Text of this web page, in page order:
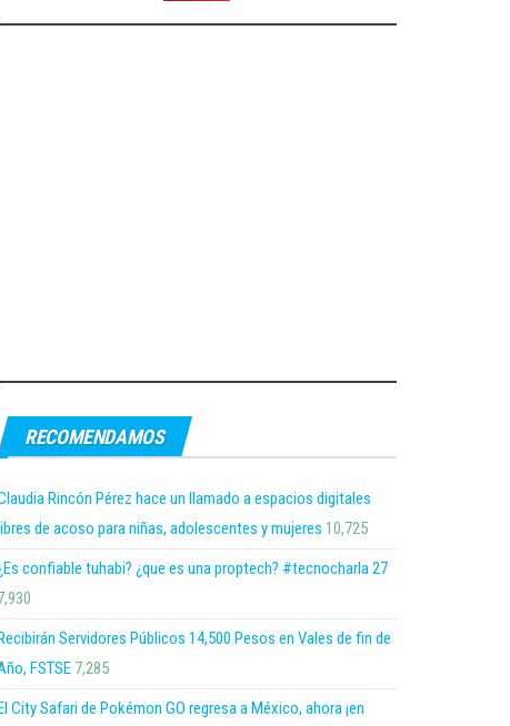
RECOMENDAMOS
Rincón Pérez hace un llamado a espacios digitales
de acoso para niñas, adolescentes y mujeres 10,725
confiable tuhabi? ¿que es una proptech? #tecnocharla 27
Servidores Públicos 14,500 Pesos en Vales de fin de
FSTSE 7,285
City Safari de Pokémon GO regresa a México, ahora ¡en